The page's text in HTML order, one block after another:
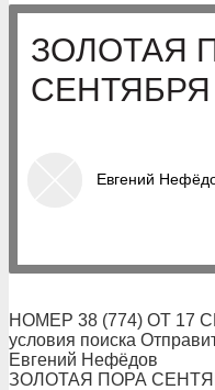
ЗОЛОТАЯ
СЕНТЯБРЯ
Евгений
НОМЕР 38 (774) ОТ 17
условия поиска
Евгений Нефёдов
ЗОЛОТАЯ ПОРА